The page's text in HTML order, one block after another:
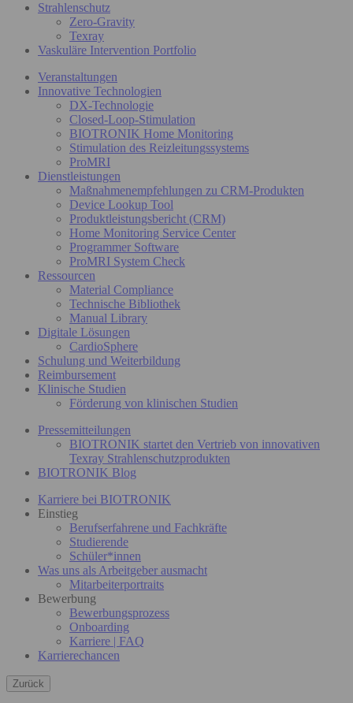
Strahlenschutz
Zero-Gravity
Texray
Vaskuläre Intervention Portfolio
Veranstaltungen
Innovative Technologien
DX-Technologie
Closed-Loop-Stimulation
BIOTRONIK Home Monitoring
Stimulation des Reizleitungssystems
ProMRI
Dienstleistungen
Maßnahmenempfehlungen zu CRM-Produkten
Device Lookup Tool
Produktleistungsbericht (CRM)
Home Monitoring Service Center
Programmer Software
ProMRI System Check
Ressourcen
Material Compliance
Technische Bibliothek
Manual Library
Digitale Lösungen
CardioSphere
Schulung und Weiterbildung
Reimbursement
Klinische Studien
Förderung von klinischen Studien
Pressemitteilungen
BIOTRONIK startet den Vertrieb von innovativen
Texray Strahlenschutzprodukten
BIOTRONIK Blog
Karriere bei BIOTRONIK
Einstieg
Berufserfahrene und Fachkräfte
Studierende
Schüler*innen
Was uns als Arbeitgeber ausmacht
Mitarbeiterportraits
Bewerbung
Bewerbungsprozess
Onboarding
Karriere | FAQ
Karrierechancen
Zurück